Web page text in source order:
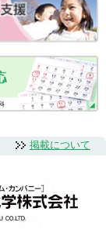
掲載について